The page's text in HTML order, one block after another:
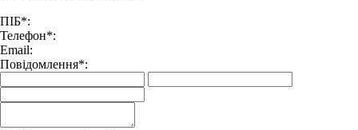
ПІБ*:
Телефон*:
Email:
Повідомлення*: